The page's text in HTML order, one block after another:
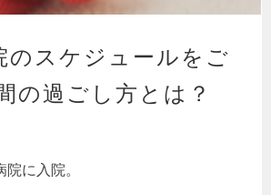
のスケジュールをご
の過ごし方とは？
に入院。